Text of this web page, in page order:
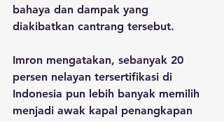
bahaya dan dampak yang
diakibatkan cantrang tersebut.
Imron mengatakan, sebanyak 20
persen nelayan tersertifikasi di
Indonesia pun lebih banyak memilih
menjadi awak kapal penangkapan